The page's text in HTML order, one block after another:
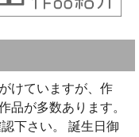
けていますが、作
品が多数あります。
下さい。 誕生日御